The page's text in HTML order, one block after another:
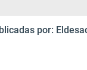
por: